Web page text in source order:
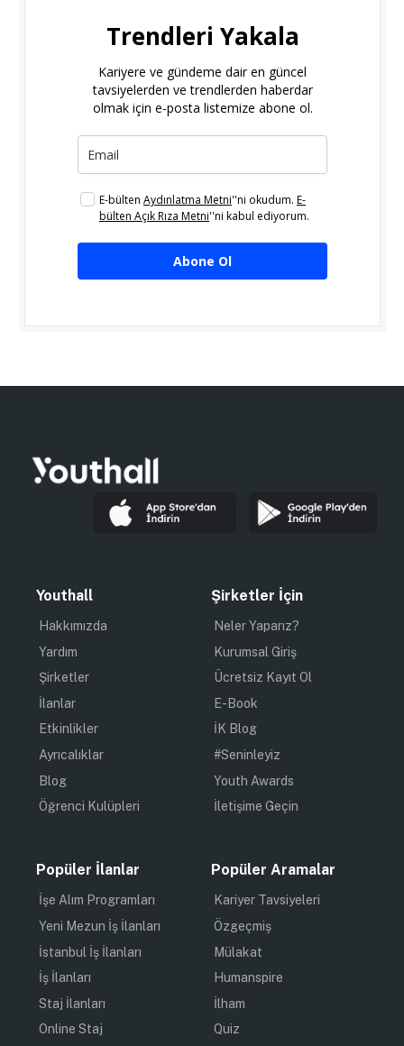
Trendleri Yakala
Kariyere ve gündeme dair en güncel
tavsiyelerden ve trendlerden haberdar
olmak için e-posta listemize abone ol.
E-bülten Aydınlatma Metni''ni okudum. E-
bülten Açık Rıza Metni''ni kabul ediyorum.
Abone Ol
Youthall
Hakkımızda
Yardım
Şirketler
İlanlar
Etkinlikler
Ayrıcalıklar
Blog
Öğrenci Kulüpleri
Şirketler İçin
Neler Yaparız?
Kurumsal Giriş
Ücretsiz Kayıt Ol
E-Book
İK Blog
#Seninleyiz
Youth Awards
İletişime Geçin
Popüler İlanlar
İşe Alım Programları
Yeni Mezun İş İlanları
İstanbul İş İlanları
İş İlanları
Staj İlanları
Online Staj
Popüler Aramalar
Kariyer Tavsiyeleri
Özgeçmiş
Mülakat
Humanspire
İlham
Quiz